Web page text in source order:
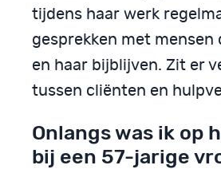
tijdens haar werk
gesprekken met mensen
en haar bijblijven. Zit er
tussen cliënten en
Onlangs was ik op
bij een 57-jarige